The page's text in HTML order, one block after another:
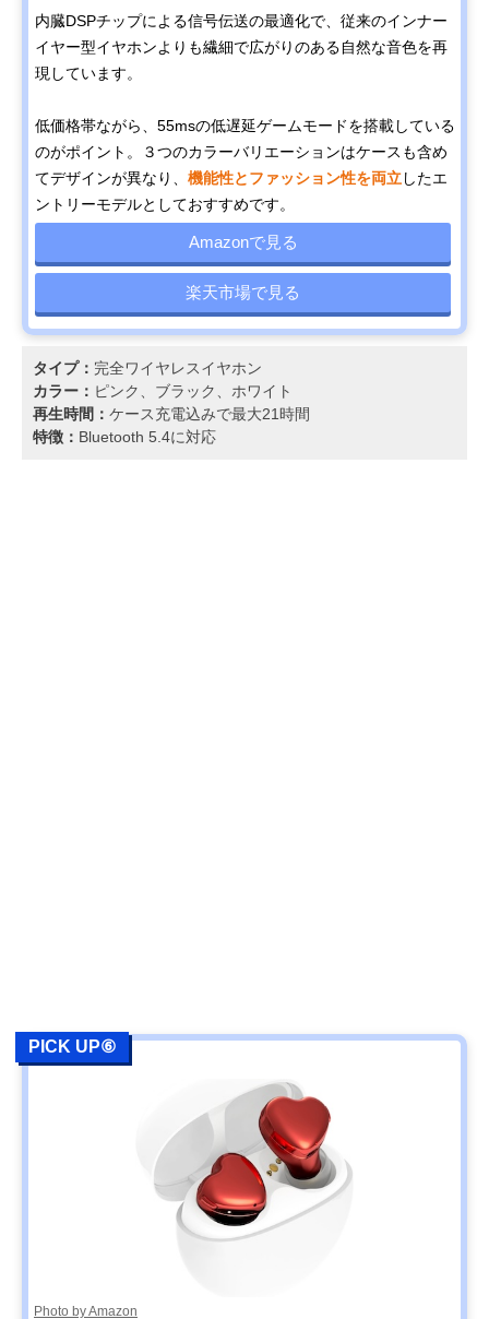
内臓DSPチップによる信号伝送の最適化で、従来のインナー
イヤー型イヤホンよりも繊細で広がりのある自然な音色を再
現しています。
低価格帯ながら、55msの低遅延ゲームモードを搭載している
のがポイント。３つのカラーバリエーションはケースも含め
てデザインが異なり、 機能性とファッション性を両立したエ
ントリーモデルとしておすすめです。
Amazonで見る
楽天市場で見る
タイプ： 完全ワイヤレスイヤホン
カラー： ピンク、ブラック、ホワイト
再生時間： ケース充電込みで最大21時間
特徴： Bluetooth 5.4に対応
PICK UP⑥
Photo by Amazon